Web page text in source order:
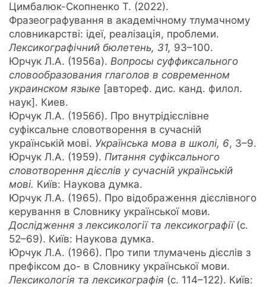
Цимбалюк-Скопненко Т. (2022).
Фразеографування в академічному тлумачному
словникарстві: ідеї, реалізація, проблеми.
Лексикографічний бюлетень, 31, 93–100.
Юрчук Л.А. (1956а). Вопросы суффиксального
словообразования глаголов в современном
украинском языке [автореф. дис. канд. филол.
наук]. Киев.
Юрчук Л.А. (1956б). Про внутрідієслівне
суфіксальне словотворення в сучасній
українській мові. Українська мова в школі, 6, 3–9.
Юрчук Л.А. (1959). Питання суфіксального
словотворення дієслів у сучасній українській
мові. Київ: Наукова думка.
Юрчук Л.А. (1965). Про відображення дієслівного
керування в Словнику української мови.
Дослідження з лексикології та лексикографії(с.
52–69). Київ: Наукова думка.
Юрчук Л.А. (1966). Про типи тлумачень дієслів з
префіксом до- в Словнику української мови.
Лексикологія та лексикографія (с. 114–122). Київ: